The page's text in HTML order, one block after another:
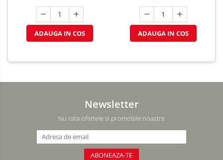
ADAUGA IN COS ADAUGA IN COS
Newsletter
Nu rata ofertele si promotiile noastre